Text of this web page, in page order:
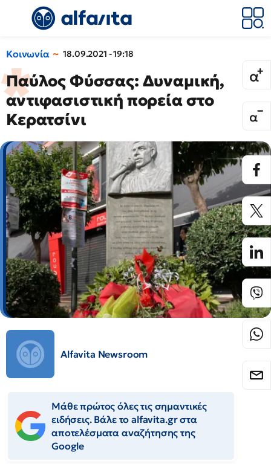
Κοινωνία 18.09.2021 - 19:18
Παύλος Φύσσας: Δυναμική,
αντιφασιστική πορεία στο
Κερατσίνι
Alfavita Newsroom
Μάθε πρώτος όλες τις σημαντικές
ειδήσεις. Βάλε το alfavita.gr στα
αποτελέσματα αναζήτησης της
Google